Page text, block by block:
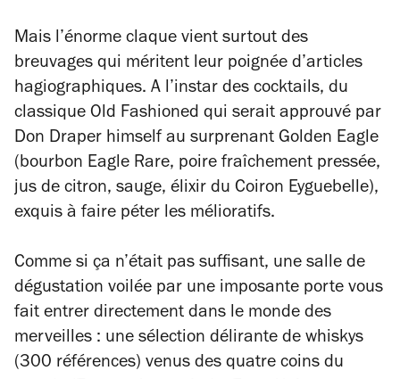
Mais l’énorme claque vient surtout des
breuvages qui méritent leur poignée d’articles
hagiographiques. A l’instar des cocktails, du
classique Old Fashioned qui serait approuvé par
Don Draper himself au surprenant Golden Eagle
(bourbon Eagle Rare, poire fraîchement pressée,
jus de citron, sauge, élixir du Coiron Eyguebelle),
exquis à faire péter les mélioratifs.
Comme si ça n’était pas suffisant, une salle de
dégustation voilée par une imposante porte vous
fait entrer directement dans le monde des
merveilles : une sélection délirante de whiskys
(300 références) venus des quatre coins du